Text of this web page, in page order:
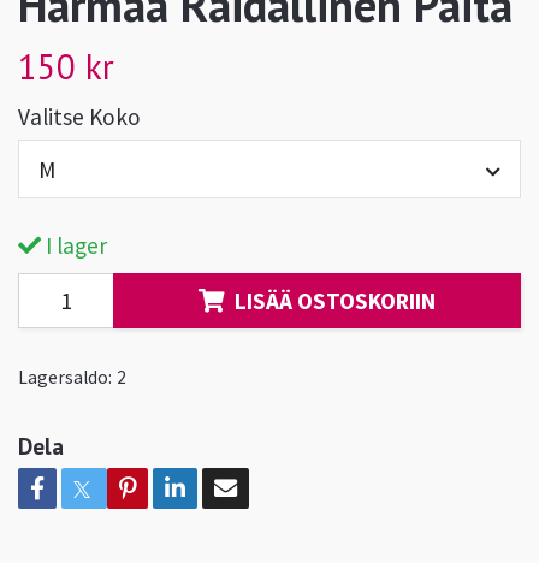
150 kr
Valitse Koko
M
I lager
LISÄÄ OSTOSKORIIN
Lagersaldo: 2
Dela